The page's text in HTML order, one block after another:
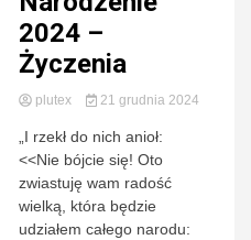
2024 –
Życzenia
plutex 21 grudnia 2024
„I rzekł do nich anioł:
<<Nie bójcie się! Oto
zwiastuję wam radość
wielką, która będzie
udziałem całego narodu: